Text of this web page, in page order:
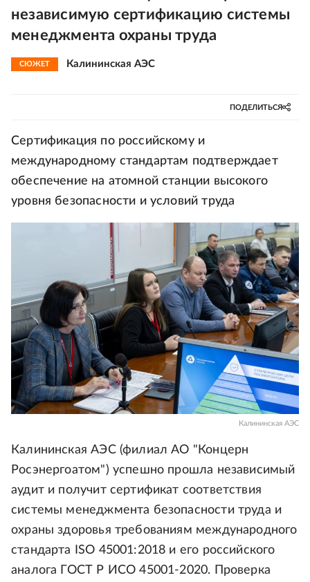
независимую сертификацию системы
менеджмента охраны труда
СЮЖЕТ Калининская АЭС
ПОДЕЛИТЬСЯ
Сертификация по российскому и
международному стандартам подтверждает
обеспечение на атомной станции высокого
уровня безопасности и условий труда
Калининская АЭС
Калининская АЭС (филиал АО "Концерн
Росэнергоатом") успешно прошла независимый
аудит и получит сертификат соответствия
системы менеджмента безопасности труда и
охраны здоровья требованиям международного
стандарта ISO 45001:2018 и его российского
аналога ГОСТ Р ИСО 45001-2020. Проверка